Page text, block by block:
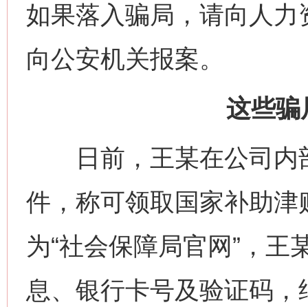
如果落入骗局，请向人
向公安机关报案。
这些骗
日前，王某在公司内
件，称可领取国家补助
为“社会保障局官网”，
息、银行卡号及验证码